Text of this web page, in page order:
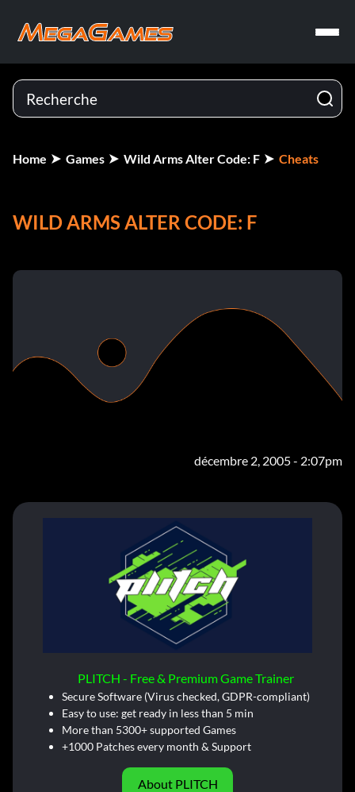
Home Games Wild Arms Alter Code: F Cheats
WILD ARMS ALTER CODE: F
décembre 2, 2005 - 2:07pm
PLITCH - Free & Premium Game Trainer
Secure Software (Virus checked, GDPR-compliant)
Easy to use: get ready in less than 5 min
More than 5300+ supported Games
+1000 Patches every month & Support
About PLITCH